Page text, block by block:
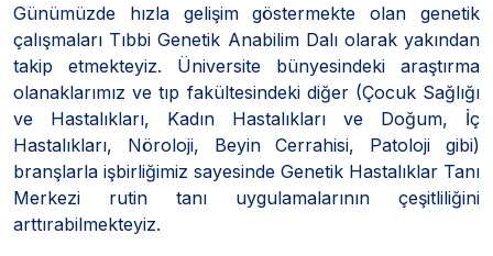
Günümüzde hızla gelişim göstermekte olan genetik
çalışmaları Tıbbi Genetik Anabilim Dalı olarak yakından
takip etmekteyiz. Üniversite bünyesindeki araştırma
olanaklarımız ve tıp fakültesindeki diğer (Çocuk Sağlığı
ve Hastalıkları, Kadın Hastalıkları ve Doğum, İç
Hastalıkları, Nöroloji, Beyin Cerrahisi, Patoloji gibi)
branşlarla işbirliğimiz sayesinde Genetik Hastalıklar Tanı
Merkezi rutin tanı uygulamalarının çeşitliliğini
arttırabilmekteyiz.